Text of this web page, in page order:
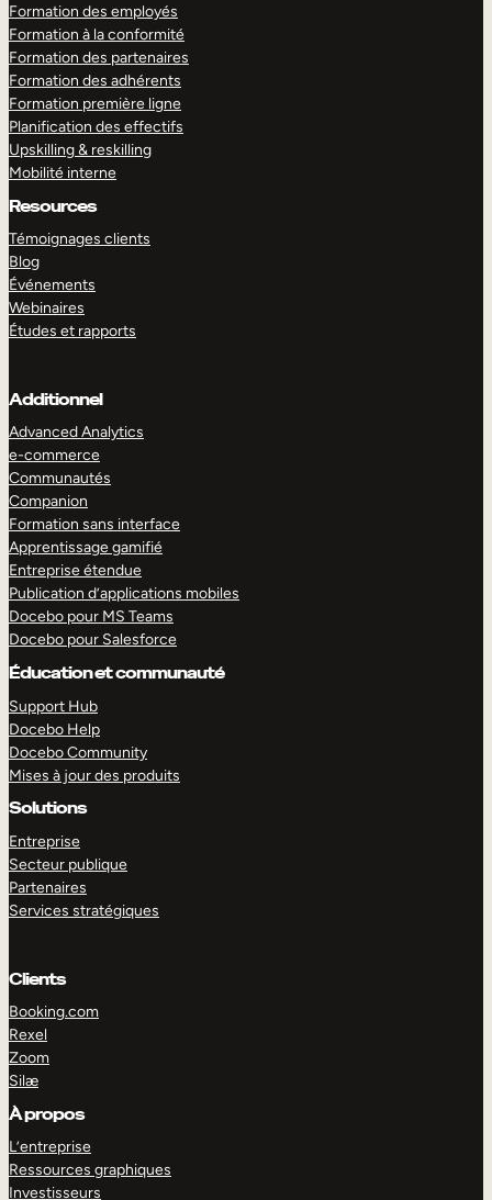
Formation des employés
Formation à la conformité
Formation des partenaires
Formation des adhérents
Formation première ligne
Planification des effectifs
Upskilling & reskilling
Mobilité interne
Resources
Témoignages clients
Blog
Événements
Webinaires
Études et rapports
Additionnel
Advanced Analytics
e-commerce
Communautés
Companion
Formation sans interface
Apprentissage gamifié
Entreprise étendue
Publication d’applications mobiles
Docebo pour MS Teams
Docebo pour Salesforce
Éducation et communauté
Support Hub
Docebo Help
Docebo Community
Mises à jour des produits
Solutions
Entreprise
Secteur publique
Partenaires
Services stratégiques
Clients
Booking.com
Rexel
Zoom
Silæ
À propos
L’entreprise
Ressources graphiques
Investisseurs